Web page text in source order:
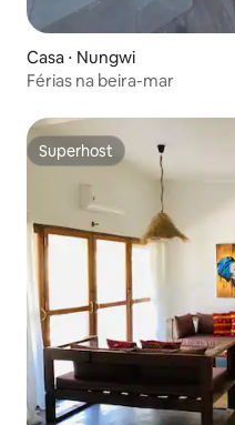
Casa ⋅ Nungwi
Férias na beira-mar
Superhost
Superhost